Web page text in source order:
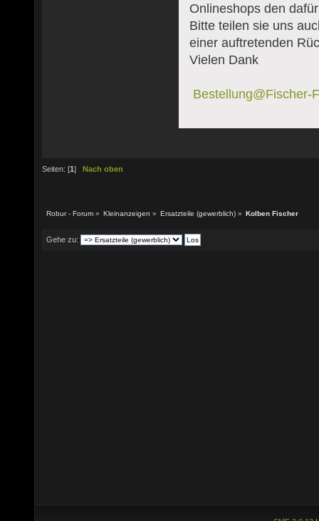
Onlineshops den
Bitte teilen sie uns
einer auftretenden
Vielen Dank
Bestellung@Fischer-
Seiten: [1 ] Nach oben
Robur - Forum » Kleinanzeigen » Ersatzteile (gewerblich) » Kolben Fischer
Gehe zu: